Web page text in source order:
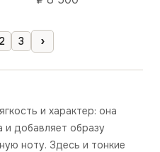
2 3 ›
и характер: она
и добавляет образу
ноту. Здесь и тонкие